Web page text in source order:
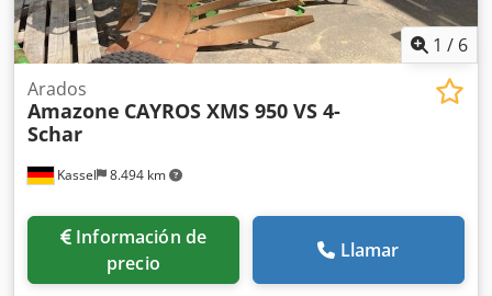
1 / 6
Kassel 8.494 km
Arados
Amazone CAYROS XMS 950 VS 4-
Schar
Información de
precio
Llamar